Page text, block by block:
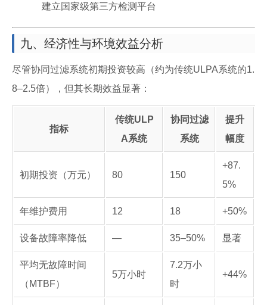
建立国家级第三方检测平台
九、经济性与环境效益分析
尽管协同过滤系统初期投资较高（约为传统ULPA系统的1.
8–2.5倍），但其长期效益显著：
指标
传统ULP
A系统
协同过滤
系统
提升
幅度
初期投资（万元） 80 150
+87.
5%
年维护费用 12 18 +50%
设备故障率降低 — 35–50% 显著
平均无故障时间
（MTBF）
5万小时
7.2万小
时
+44%